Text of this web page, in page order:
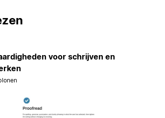
voor schrijven en